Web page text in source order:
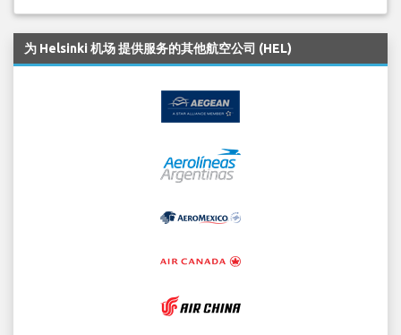
为 Helsinki 机场 提供服务的其他航空公司 (HEL)